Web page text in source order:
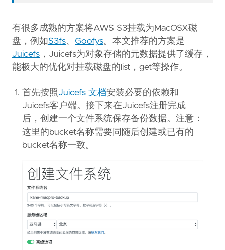
有很多成熟的方案将AWS S3挂载为MacOSX磁
盘，例如S3fs、 Goofys。本文推荐的方案是
Juicefs ，Juicefs为对象存储的元数据提供了缓存，
能极大的优化对挂载磁盘的list，get等操作。
首先按照Juicefs 文档安装必要的依赖和
Juicefs客户端。接下来在Juicefs注册完成
后，创建一个文件系统保存备份数据。注意：
这里的bucket名称需要同随后创建或已有的
bucket名称一致。